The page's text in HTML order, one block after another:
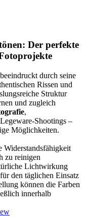
Der perfekte
durch seine
Rissen und
Struktur
und zugleich
,
Shootings –
Möglichkeiten.
Widerstandsfähigkeit
zu reinigen
Lichtwirkung
den täglichen Einsatz
können die Farben
innerhalb